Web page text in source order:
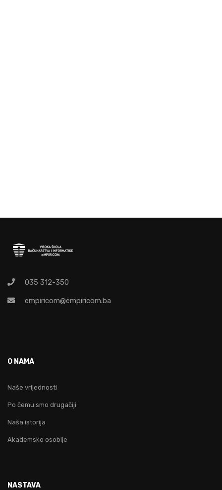
035 312-350
empiricom@empiricom.ba
O NAMA
Naše vrijednosti
Po čemu smo drugačiji
Naša istorija
Akademsko osoblje
NASTAVA